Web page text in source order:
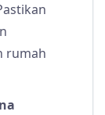
rumah